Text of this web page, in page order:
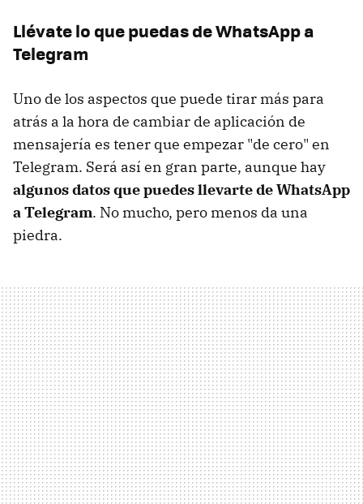
Llévate lo que puedas de WhatsApp a
Telegram
Uno de los aspectos que puede tirar más para
atrás a la hora de cambiar de aplicación de
mensajería es tener que empezar "de cero" en
Telegram. Será así en gran parte, aunque hay
algunos datos que puedes llevarte de WhatsApp
a Telegram. No mucho, pero menos da una
piedra.